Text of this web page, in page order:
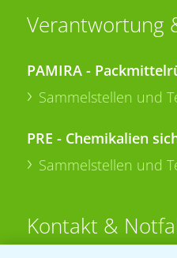
Verantwortung
PAMIRA -
Sammelstellen und
PRE - Chemikalien
Sammelstellen und
Kontakt &